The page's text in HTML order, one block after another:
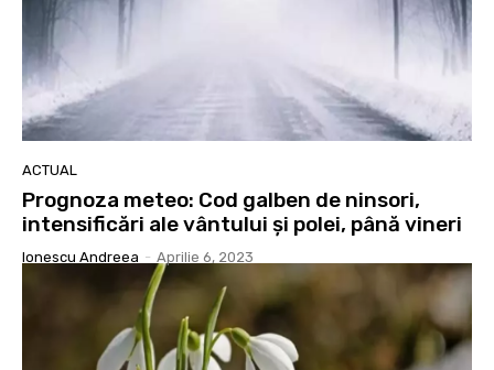
ACTUAL
Prognoza meteo: Cod galben de ninsori,
intensificări ale vântului şi polei, până vineri
Ionescu Andreea - Aprilie 6, 2023